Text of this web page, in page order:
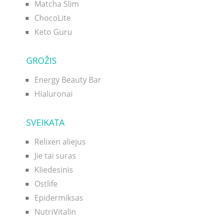
Matcha Slim
ChocoLite
Keto Guru
GROŽIS
Energy Beauty Bar
Hialuronai
SVEIKATA
Relixen aliejus
Jie tai suras
Kliedesinis
Ostlife
Epidermiksas
NutriVitalin